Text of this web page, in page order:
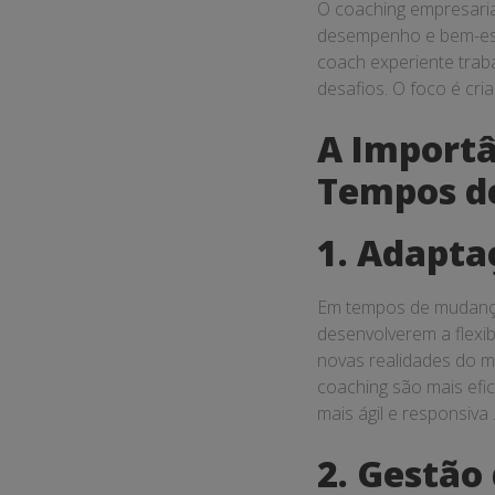
O coaching
desempenho e bem-
coach experiente
desafios. O foco é
A
Tempos
1.
Em tempos de
desenvolverem a
novas realidades do
coaching são mais
mais ágil e responsiva .
2. Gestão